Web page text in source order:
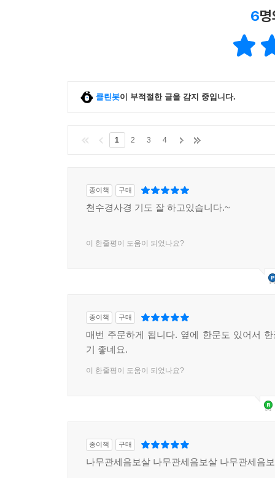
6
클린봇이 부적절한 글을 감지 중입니다.
1 2 3 4
종이책 구매
천수경사경 기도 잘 하고있습니다.~
이 한줄평이 도움이 되었나요?
종이책 구매
매번 주문하게 됩니다. 옆에 한문도 있어서
기 좋네요.
이 한줄평이 도움이 되었나요?
종이책 구매
나무관세음보살 나무관세음보살 나무관세음